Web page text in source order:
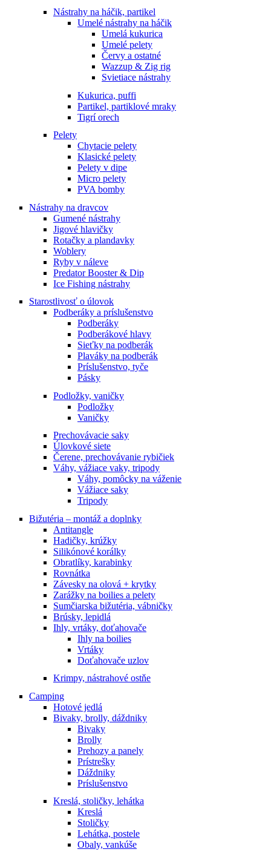
Nástrahy na háčik, partikel
Umelé nástrahy na háčik
Umelá kukurica
Umelé pelety
Červy a ostatné
Wazzup & Zig rig
Svietiace nástrahy
Kukurica, puffi
Partikel, partiklové mraky
Tigrí orech
Pelety
Chytacie pelety
Klasické pelety
Pelety v dipe
Micro pelety
PVA bomby
Nástrahy na dravcov
Gumené nástrahy
Jigové hlavičky
Rotačky a plandavky
Woblery
Ryby v náleve
Predator Booster & Dip
Ice Fishing nástrahy
Starostlivosť o úlovok
Podberáky a príslušenstvo
Podberáky
Podberákové hlavy
Sieťky na podberák
Plaváky na podberák
Príslušenstvo, tyče
Pásky
Podložky, vaničky
Podložky
Vaničky
Prechovávacie saky
Úlovkové siete
Čerene, prechovávanie rybičiek
Váhy, vážiace vaky, tripody
Váhy, pomôcky na váženie
Vážiace saky
Tripody
Bižutéria – montáž a doplnky
Antitangle
Hadičky, krúžky
Silikónové korálky
Obratlíky, karabinky
Rovnátka
Závesky na olová + krytky
Zarážky na boilies a pelety
Sumčiarska bižutéria, vábničky
Brúsky, lepidlá
Ihly, vrtáky, doťahovače
Ihly na boilies
Vrtáky
Doťahovače uzlov
Krimpy, nástrahové ostňe
Camping
Hotové jedlá
Bivaky, brolly, dáždniky
Bivaky
Brolly
Prehozy a panely
Prístrešky
Dáždniky
Príslušenstvo
Kreslá, stoličky, lehátka
Kreslá
Stoličky
Lehátka, postele
Obaly, vankúše